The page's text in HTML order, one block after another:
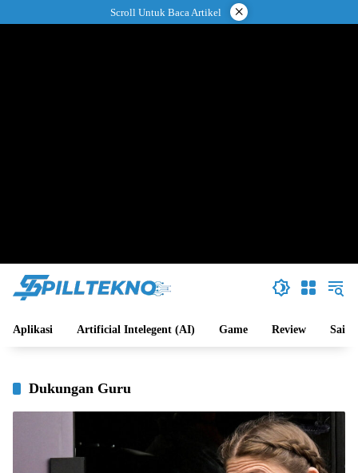
ke
Scroll Untuk Baca Artikel ×
Aplikasi Artificial Intelegent (AI) Game Review Sains
Dukungan Guru